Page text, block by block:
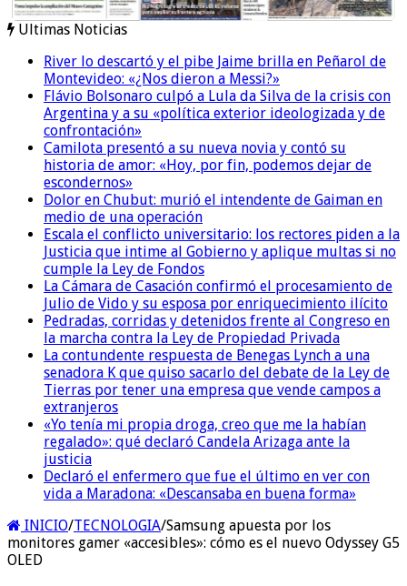
Ultimas Noticias
River lo descartó y el pibe Jaime brilla en Peñarol de
Montevideo: «¿Nos dieron a Messi?»
Flávio Bolsonaro culpó a Lula da Silva de la crisis con
Argentina y a su «política exterior ideologizada y de
confrontación»
Camilota presentó a su nueva novia y contó su
historia de amor: «Hoy, por fin, podemos dejar de
escondernos»
Dolor en Chubut: murió el intendente de Gaiman en
medio de una operación
Escala el conflicto universitario: los rectores piden a la
Justicia que intime al Gobierno y aplique multas si no
cumple la Ley de Fondos
La Cámara de Casación confirmó el procesamiento de
Julio de Vido y su esposa por enriquecimiento ilícito
Pedradas, corridas y detenidos frente al Congreso en
la marcha contra la Ley de Propiedad Privada
La contundente respuesta de Benegas Lynch a una
senadora K que quiso sacarlo del debate de la Ley de
Tierras por tener una empresa que vende campos a
extranjeros
«Yo tenía mi propia droga, creo que me la habían
regalado»: qué declaró Candela Arizaga ante la
justicia
Declaró el enfermero que fue el último en ver con
vida a Maradona: «Descansaba en buena forma»
INICIO/TECNOLOGIA/Samsung apuesta por los
monitores gamer «accesibles»: cómo es el nuevo Odyssey G5
OLED